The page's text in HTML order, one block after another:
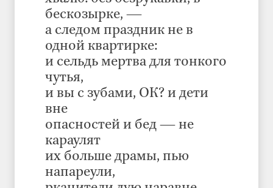
бескозырке, —
а следом праздник не в
одной квартирке:
и сельдь мертва для тонкого
чутья,
и вы с зубами, ОК? и дети
вне
опасностей и бед — не
караулят
их больше драмы, пью
напареули,